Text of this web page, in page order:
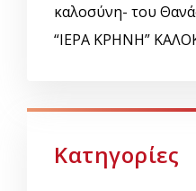
καλοσύνη- του
“ΙΕΡΑ ΚΡΗΝΗ”
Κατηγορίες